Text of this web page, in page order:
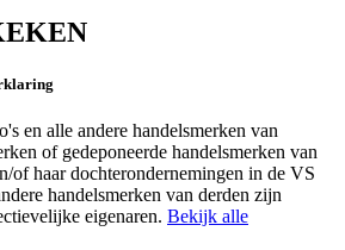
en alle andere handelsmerken van
of gedeponeerde handelsmerken van
of haar dochterondernemingen in de VS
handelsmerken van derden zijn
eigenaren. Bekijk alle